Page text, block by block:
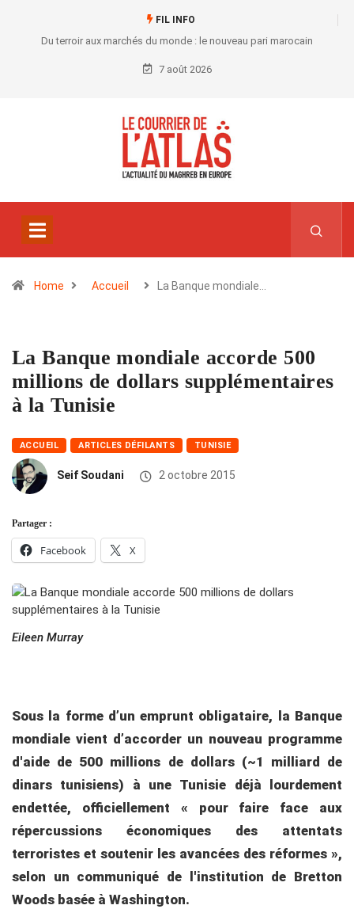
FIL INFO
Du terroir aux marchés du monde : le nouveau pari marocain
7 août 2026
Home Accueil La Banque mondiale…
La Banque mondiale accorde 500
millions de dollars supplémentaires
à la Tunisie
ACCUEIL ARTICLES DÉFILANTS TUNISIE
Seif Soudani 2 octobre 2015
Partager :
Facebook X
Eileen Murray
Sous la forme d’un emprunt obligataire, la Banque
mondiale vient d’accorder un nouveau programme
d'aide de 500 millions de dollars (~1 milliard de
dinars tunisiens) à une Tunisie déjà lourdement
endettée, officiellement « pour faire face aux
répercussions économiques des attentats
terroristes et soutenir les avancées des réformes »,
selon un communiqué de l'institution de Bretton
Woods basée à Washington.